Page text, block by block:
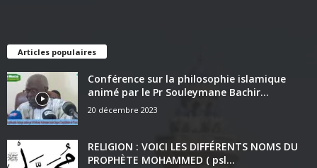
Articles populaires
Conférence sur la philosophie islamique
animé par le Pr Souleymane Bachir...
20 décembre 2023
RELIGION : VOICI LES DIFFÉRENTS NOMS DU
PROPHÈTE MOHAMMED ( psl...